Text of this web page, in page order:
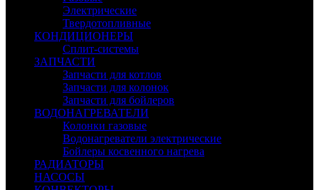
Электрические
Твердотопливные
КОНДИЦИОНЕРЫ
Сплит-системы
ЗАПЧАСТИ
Запчасти для котлов
Запчасти для колонок
Запчасти для бойлеров
ВОДОНАГРЕВАТЕЛИ
Колонки газовые
Водонагреватели электрические
Бойлеры косвенного нагрева
РАДИАТОРЫ
НАСОСЫ